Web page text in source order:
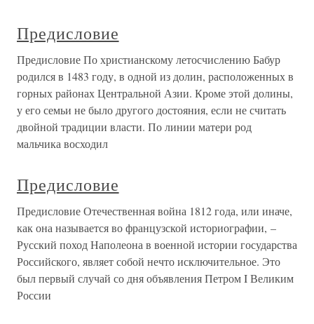
Предисловие
Предисловие По христианскому летосчислению Бабур
родился в 1483 году, в одной из долин, расположенных в
горных районах Центральной Азии. Кроме этой долины,
у его семьи не было другого достояния, если не считать
двойной традиции власти. По линии матери род
мальчика восходил
Предисловие
Предисловие Отечественная война 1812 года, или иначе,
как она называется во французской историографии, –
Русский поход Наполеона в военной истории государства
Российского, являет собой нечто исключительное. Это
был первый случай со дня объявления Петром I Великим
России